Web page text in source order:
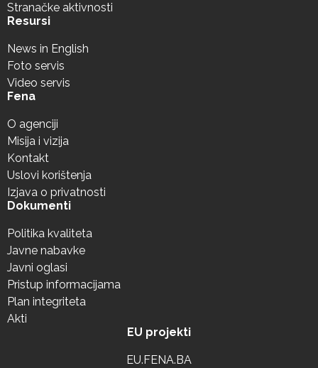
Stranačke aktivnosti
Resursi
News in English
Foto servis
Video servis
Fena
O agenciji
Misija i vizija
Kontakt
Uslovi korištenja
Izjava o privatnosti
Dokumenti
Politika kvaliteta
Javne nabavke
Javni oglasi
Pristup informacijama
Plan integriteta
Akti
EU projekti
EU.FENA.BA